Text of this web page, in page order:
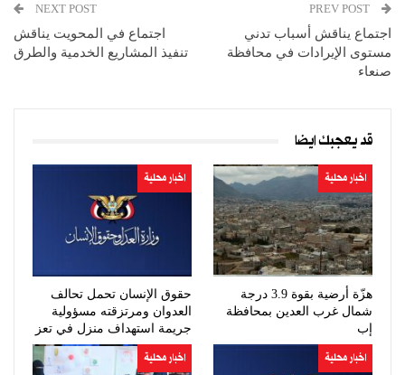
اجتماع يناقش أسباب تدني
مستوى الإيرادات في محافظة
صنعاء
NEXT POST
اجتماع في المحويت يناقش
تنفيذ المشاريع الخدمية والطرق
قد يعجبك ايضا
اخبار محلية
هزّة أرضية بقوة 3.9 درجة
شمال غرب العدين بمحافظة
إب
اخبار محلية
حقوق الإنسان تحمل تحالف
العدوان ومرتزقته مسؤولية
جريمة استهداف منزل في تعز
اخبار محلية اخبار محلية